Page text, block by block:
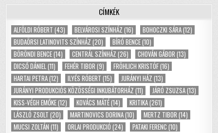
CÍMKÉK
ALFÖLDI RÓBERT (43) BELVÁROSI SZÍNHÁZ (16) BOHOCZKI SÁRA(12)
BUDAÖRSI LATINOVITS SZÍNHÁZ (20) BÍRÓ BENCE(10)
BÖRÖNDI BENCE(14) CENTRÁL SZÍNHÁZ (26) CHOVÁN GÁBOR (13)
DICSŐ DÁNIEL (11) FEHÉR TIBOR (9) FRÖHLICH KRISTÓF(16)
HARTAI PETRA(12) ILYÉS RÓBERT (15) JURÁNYI HÁZ (13)
JURÁNYI PRODUKCIÓS KÖZÖSSÉGI INKUBÁTORHÁZ (11) JÁRÓ ZSUZSA(13)
KISS-VÉGH EMŐKE(12) KOVÁCS MÁTÉ(14) KRITIKA(261)
LÁSZLÓ ZSOLT (20) MARTINOVICS DORINA(10) MERTZ TIBOR (14)
MUCSI ZOLTÁN (11) ORLAI PRODUKCIÓ (24) PATAKI FERENC (10)